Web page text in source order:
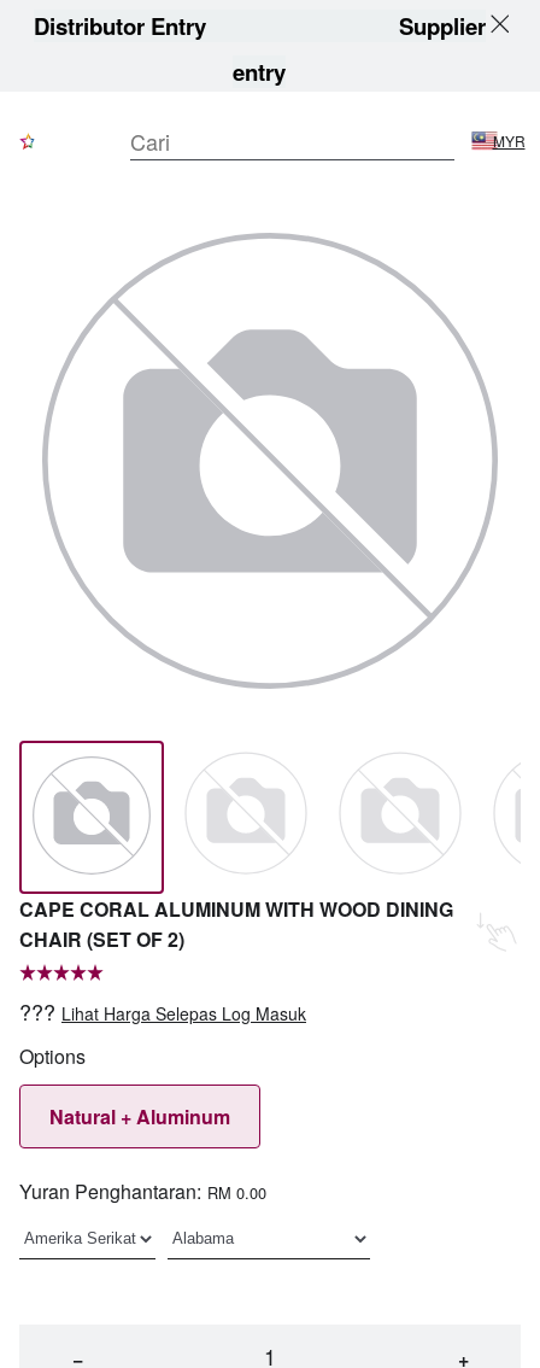
Distributor Entry
Supplier
entry
MYR
CAPE CORAL ALUMINUM WITH WOOD DINING
CHAIR (SET OF 2)
??? Lihat Harga Selepas Log Masuk
Options
Natural + Aluminum
Yuran Penghantaran: RM 0.00
− +